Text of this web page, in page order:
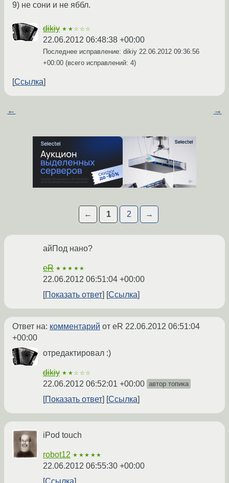
9) не сони и не яббл.
dikiy ★★☆☆☆
22.06.2012 06:48:38 +00:00
Последнее исправление: dikiy 22.06.2012 09:36:56
+00:00 (всего исправлений: 4)
Ссылка
← →
← 1 2 →
айПод нано?
eR ★★★★★
22.06.2012 06:51:04 +00:00
Показать ответ
Ссылка
Ответ на: комментарий от eR 22.06.2012 06:51:04
+00:00
отредактировал :)
dikiy ★★☆☆☆
22.06.2012 06:52:01 +00:00 автор топика
Показать ответ Ссылка
iPod touch
robot12 ★★★★★
22.06.2012 06:55:30 +00:00